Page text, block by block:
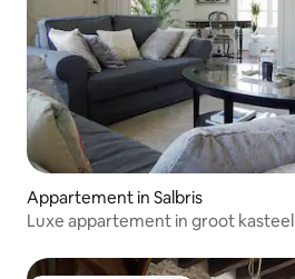
Appartement in Salbris
Luxe appartement in groot kasteel